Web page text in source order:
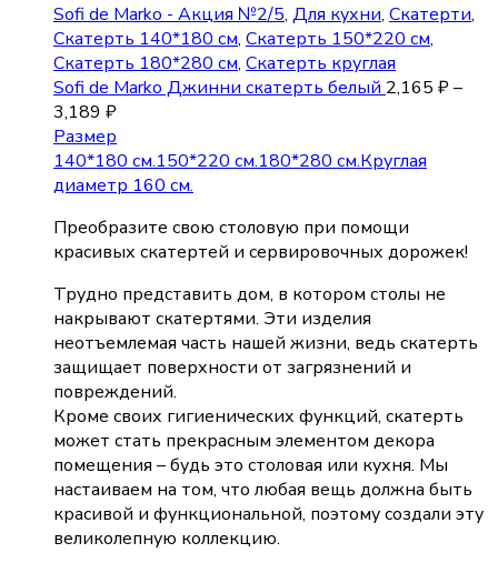
Sofi de Marko - Акция №2/5, Для кухни, Скатерти,
Скатерть 140*180 см, Скатерть 150*220 см,
Скатерть 180*280 см, Скатерть круглая
Sofi de Marko Джинни скатерть белый 2,165 ₽–
3,189 ₽
Размер
140*180 см.150*220 см.180*280 см.Круглая
диаметр 160 см.
Преобразите свою столовую при помощи
красивых скатертей и сервировочных дорожек!
Трудно представить дом, в котором столы не
накрывают скатертями. Эти изделия
неотъемлемая часть нашей жизни, ведь скатерть
защищает поверхности от загрязнений и
повреждений.
Кроме своих гигиенических функций, скатерть
может стать прекрасным элементом декора
помещения – будь это столовая или кухня. Мы
настаиваем на том, что любая вещь должна быть
красивой и функциональной, поэтому создали эту
великолепную коллекцию.